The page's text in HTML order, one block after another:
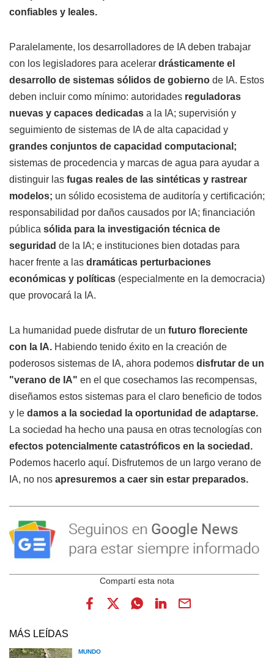
confiables y leales.
Paralelamente, los desarrolladores de IA deben trabajar
con los legisladores para acelerar drásticamente el
desarrollo de sistemas sólidos de gobierno de IA. Estos
deben incluir como mínimo: autoridades reguladoras
nuevas y capaces dedicadas a la IA; supervisión y
seguimiento de sistemas de IA de alta capacidad y
grandes conjuntos de capacidad computacional;
sistemas de procedencia y marcas de agua para ayudar a
distinguir las fugas reales de las sintéticas y rastrear
modelos; un sólido ecosistema de auditoría y certificación;
responsabilidad por daños causados por IA; financiación
pública sólida para la investigación técnica de
seguridad de la IA; e instituciones bien dotadas para
hacer frente a las dramáticas perturbaciones
económicas y políticas (especialmente en la democracia)
que provocará la IA.
La humanidad puede disfrutar de un futuro floreciente
con la IA. Habiendo tenido éxito en la creación de
poderosos sistemas de IA, ahora podemos disfrutar de un
"verano de IA" en el que cosechamos las recompensas,
diseñamos estos sistemas para el claro beneficio de todos
y le damos a la sociedad la oportunidad de adaptarse.
La sociedad ha hecho una pausa en otras tecnologías con
efectos potencialmente catastróficos en la sociedad.
Podemos hacerlo aquí. Disfrutemos de un largo verano de
IA, no nos apresuremos a caer sin estar preparados.
MÁS LEÍDAS
MUNDO